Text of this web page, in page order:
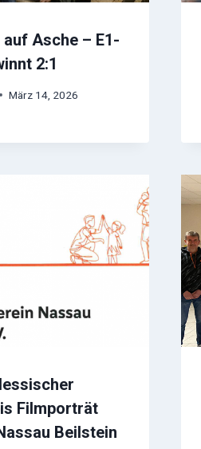
Asche – E1-
2:1
März 14, 2026
Filmporträt
Beilstein